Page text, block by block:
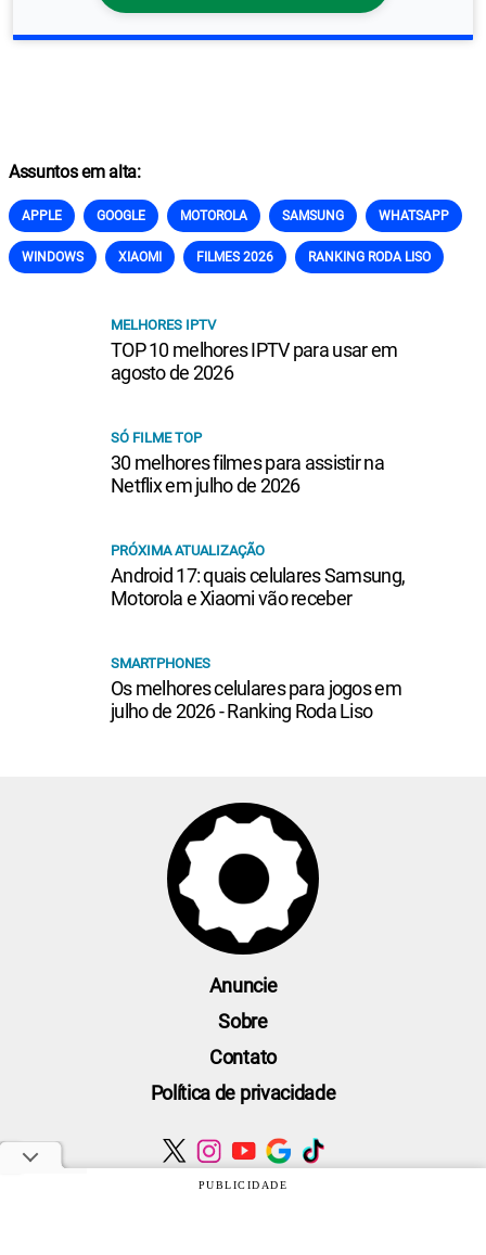
Assuntos em alta:
APPLE GOOGLE MOTOROLA SAMSUNG WHATSAPP
WINDOWS XIAOMI FILMES 2026 RANKING RODA LISO
MELHORES IPTV
TOP 10 melhores IPTV para usar em
agosto de 2026
SÓ FILME TOP
30 melhores filmes para assistir na
Netflix em julho de 2026
PRÓXIMA ATUALIZAÇÃO
Android 17: quais celulares Samsung,
Motorola e Xiaomi vão receber
SMARTPHONES
Os melhores celulares para jogos em
julho de 2026 - Ranking Roda Liso
Oficina da Net © 2005 - 2026 - Um site do grupo
Anuncie
Sobre
Contato
Política de privacidade
PUBLICIDADE